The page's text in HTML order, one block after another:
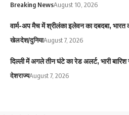
Breaking NewsAugust 10, 2026
वार्म-अप मैच में श्रीलंका इलेवन का दबदबा,
खेलदेश/दुनियाAugust 7, 2026
दिल्ली में अगले तीन घंटे का रेड अलर्ट, भारी
देशराज्यAugust 7, 2026